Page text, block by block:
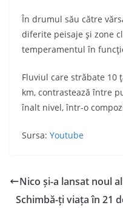
În drumul său către
diferite peisaje şi zone
temperamentul în
Fluviul care străbate 10
km, contrastează între
înalt nivel, într-o
Sursa: Youtube
Nico și-a lansat noul
Schimbă-ți viața în 21